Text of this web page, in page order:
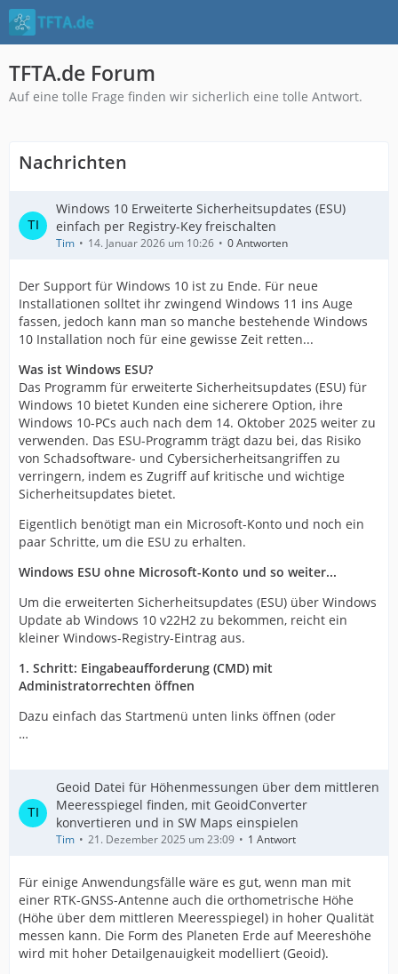
TFTA.de Forum
Auf eine tolle Frage finden wir sicherlich eine tolle Antwort.
Nachrichten
Windows 10 Erweiterte Sicherheitsupdates (ESU)
einfach per Registry-Key freischalten
Tim 14. Januar 2026 um 10:26 0 Antworten
Der Support für Windows 10 ist zu Ende. Für neue
Installationen solltet ihr zwingend Windows 11 ins Auge
fassen, jedoch kann man so manche bestehende Windows
10 Installation noch für eine gewisse Zeit retten...
Was ist Windows ESU?
Das Programm für erweiterte Sicherheitsupdates (ESU) für
Windows 10 bietet Kunden eine sicherere Option, ihre
Windows 10-PCs auch nach dem 14. Oktober 2025 weiter zu
verwenden. Das ESU-Programm trägt dazu bei, das Risiko
von Schadsoftware- und Cybersicherheitsangriffen zu
verringern, indem es Zugriff auf kritische und wichtige
Sicherheitsupdates bietet.
Eigentlich benötigt man ein Microsoft-Konto und noch ein
paar Schritte, um die ESU zu erhalten.
Windows ESU ohne Microsoft-Konto und so weiter...
Um die erweiterten Sicherheitsupdates (ESU) über Windows
Update ab Windows 10 v22H2 zu bekommen, reicht ein
kleiner Windows-Registry-Eintrag aus.
1. Schritt: Eingabeaufforderung (CMD) mit
Administratorrechten öffnen
Dazu einfach das Startmenü unten links öffnen (oder
…
Geoid Datei für Höhenmessungen über dem mittleren
Meeresspiegel finden, mit GeoidConverter
konvertieren und in SW Maps einspielen
Tim 21. Dezember 2025 um 23:09 1 Antwort
Für einige Anwendungsfälle wäre es gut, wenn man mit
einer RTK-GNSS-Antenne auch die orthometrische Höhe
(Höhe über dem mittleren Meeresspiegel) in hoher Qualität
messen kann. Die Form des Planeten Erde auf Meereshöhe
wird mit hoher Detailgenauigkeit modelliert (Geoid).